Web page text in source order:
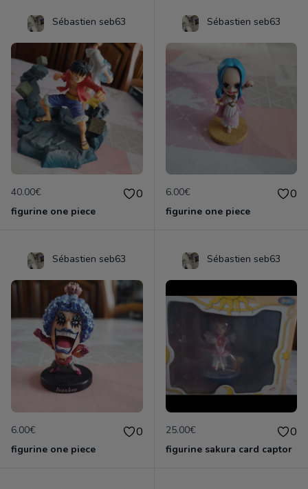
Sébastien seb63
40.00€ 0
figurine one piece
Sébastien seb63
6.00€ 0
figurine one piece
Sébastien seb63
6.00€ 0
figurine one piece
Sébastien seb63
25.00€ 0
figurine sakura card captor